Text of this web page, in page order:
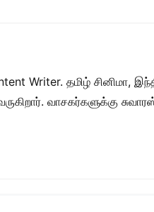
Writer. தமிழ் சினிமா,
வாசகர்களுக்கு